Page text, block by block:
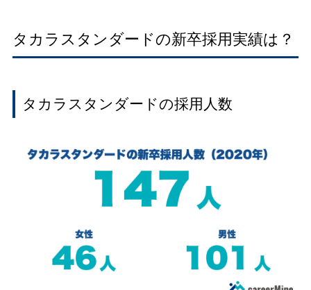
タカラスタンダードの新卒採用実績は？
タカラスタンダードの採用人数